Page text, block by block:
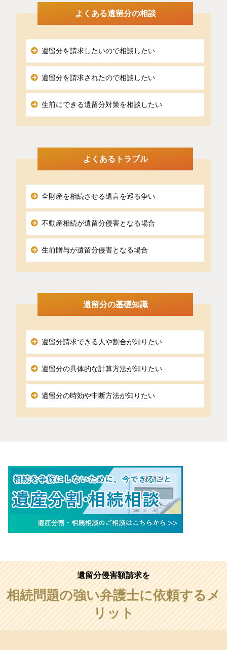
よくある遺留分の相談
遺留分を請求したいので相談したい
遺留分を請求されたので相談したい
生前にできる遺留分対策を相談したい
よくあるトラブル
全財産を相続させる遺言を巡る争い
不動産相続が遺留分侵害となる場合
生前贈与が遺留分侵害となる場合
遺留分の基礎知識
遺留分請求できる人や割合が知りたい
遺留分の具体的な計算方法が知りたい
遺留分の時効や中断方法が知りたい
遺留分侵害額請求を
相続問題の強い弁護士に依頼するメ
リット